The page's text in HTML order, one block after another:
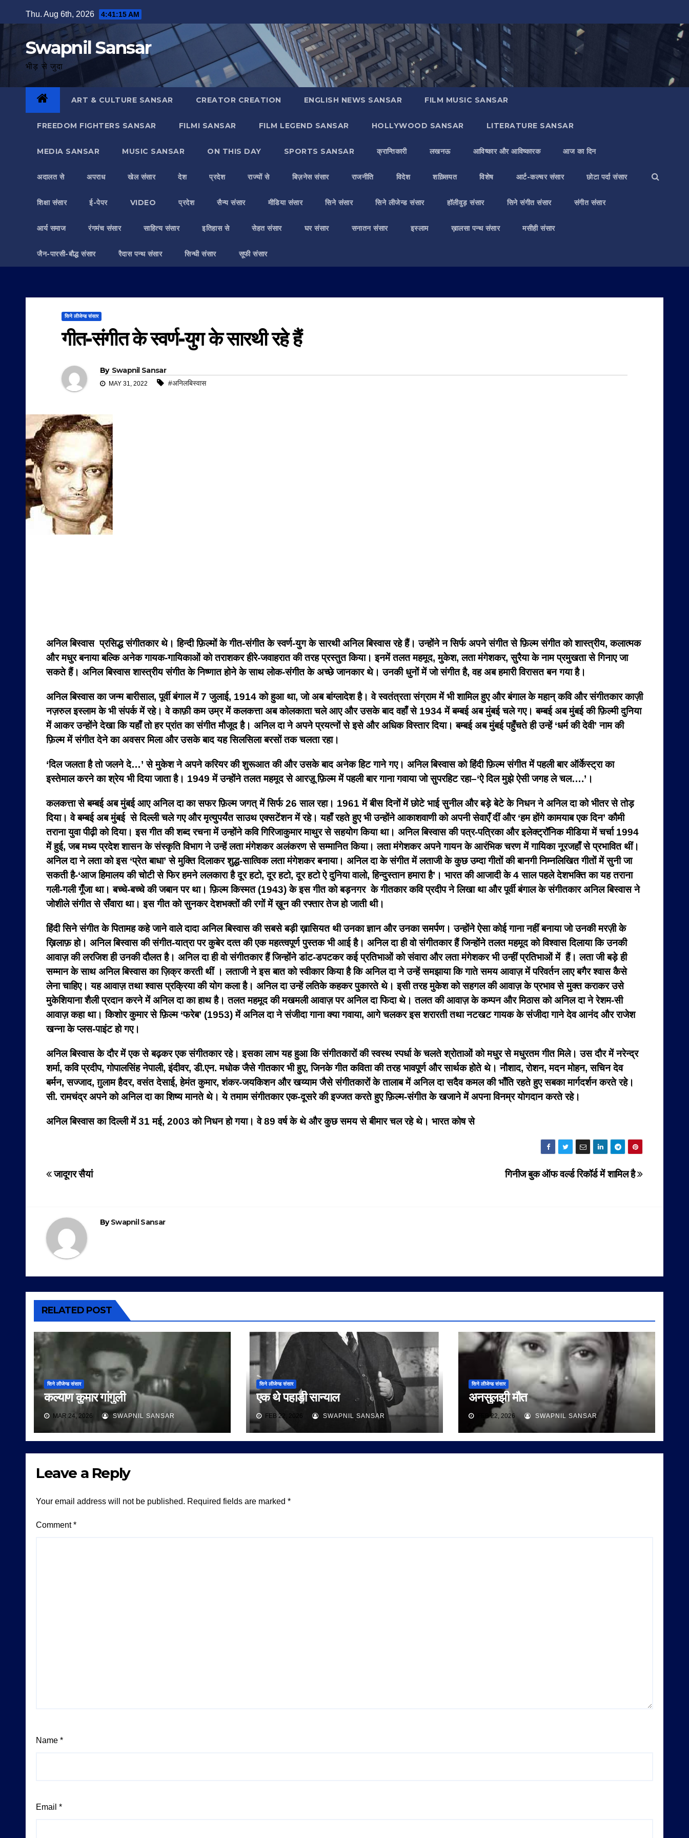
to
Thu. Aug 6th, 2026 4:41:17 AM
Swapnil Sansar
भीड़ से जुदा
ART & CULTURE SANSAR CREATOR CREATION ENGLISH NEWS SANSAR FILM MUSIC SANSAR
FREEDOM FIGHTERS SANSAR FILMI SANSAR FILM LEGEND SANSAR HOLLYWOOD SANSAR LITERATURE SANSAR
MEDIA SANSAR MUSIC SANSAR ON THIS DAY SPORTS SANSAR क्रान्तिकारी लखनऊ आविष्कार और आविष्कारक आज का दिन
अदालत से अपराध खेल संसार देश प्रदेश राज्यों से बिज़नेस संसार राजनीति विदेश शख़्सियत विशेष आर्ट-कल्चर संसार छोटा पर्दा संसार
शिक्षा संसार ई-पेपर VIDEO प्रदेश सैन्य संसार मीडिया संसार सिने संसार सिने लीजेन्ड संसार हॉलीवुड़ संसार सिने संगीत संसार संगीत संसार
आर्य समाज रंगमंच संसार साहित्य संसार इतिहास से सेहत संसार घर संसार सनातन संसार इस्लाम ख़ालसा पन्थ संसार मसीही संसार
जैन-पारसी-बौद्ध संसार रैदास पन्थ संसार सिन्धी संसार सूफी संसार
सिने लीजेन्ड संसार
गीत-संगीत के स्वर्ण-युग के सारथी रहे हैं
By Swapnil Sansar
MAY 31, 2022 #अनिलबिस्वास
अनिल बिस्वास प्रसिद्ध संगीतकार थे। हिन्दी फ़िल्मों के गीत-संगीत के स्वर्ण-युग के सारथी अनिल बिस्वास रहे हैं। उन्होंने न सिर्फ अपने संगीत से फ़िल्म संगीत को शास्त्रीय, कलात्मक
और मधुर बनाया बल्कि अनेक गायक-गायिकाओं को तराशकर हीरे-जवाहरात की तरह प्रस्तुत किया। इनमें तलत महमूद, मुकेश, लता मंगेशकर, सुरैया के नाम प्रमुखता से गिनाए जा
सकते हैं। अनिल बिस्वास शास्त्रीय संगीत के निष्णात होने के साथ लोक-संगीत के अच्छे जानकार थे। उनकी धुनों में जो संगीत है, वह अब हमारी विरासत बन गया है।
अनिल बिस्वास का जन्म बारीसाल, पूर्वी बंगाल में 7 जुलाई, 1914 को हुआ था, जो अब बांग्लादेश है। वे स्वतंत्रता संग्राम में भी शामिल हुए और बंगाल के महान् कवि और संगीतकार काज़ी
नज़रुल इस्लाम के भी संपर्क में रहे। वे काफ़ी कम उम्र में कलकत्ता अब कोलकाता चले आए और उसके बाद वहाँ से 1934 में बम्बई अब मुंबई चले गए। बम्बई अब मुंबई की फ़िल्मी दुनिया
में आकर उन्होंने देखा कि यहाँ तो हर प्रांत का संगीत मौजूद है। अनिल दा ने अपने प्रयत्नों से इसे और अधिक विस्तार दिया। बम्बई अब मुंबई पहुँचते ही उन्हें ‘धर्म की देवी’ नाम की
फ़िल्म में संगीत देने का अवसर मिला और उसके बाद यह सिलसिला बरसों तक चलता रहा।
‘दिल जलता है तो जलने दे…’ से मुकेश ने अपने करियर की शुरूआत की और उसके बाद अनेक हिट गाने गए। अनिल बिस्वास को हिंदी फ़िल्म संगीत में पहली बार ऑर्केस्ट्रा का
इस्तेमाल करने का श्रेय भी दिया जाता है। 1949 में उन्होंने तलत महमूद से आरज़ू फ़िल्म में पहली बार गाना गवाया जो सुपरहिट रहा–‘ऐ दिल मुझे ऐसी जगह ले चल….’।
कलकत्ता से बम्बई अब मुंबई आए अनिल दा का सफर फ़िल्म जगत् में सिर्फ 26 साल रहा। 1961 में बीस दिनों में छोटे भाई सुनील और बड़े बेटे के निधन ने अनिल दा को भीतर से तोड़
दिया। वे बम्बई अब मुंबई से दिल्ली चले गए और मृत्युपर्यंत साउथ एक्सटेंशन में रहे। यहाँ रहते हुए भी उन्होंने आकाशवाणी को अपनी सेवाएँ दीं और ‘हम होंगे कामयाब एक दिन’ कौमी
तराना युवा पीढ़ी को दिया। इस गीत की शब्द रचना में उन्होंने कवि गिरिजाकुमार माथुर से सहयोग किया था। अनिल बिस्वास की पत्र-पत्रिका और इलेक्ट्रॉनिक मीडिया में चर्चा 1994
में हुई, जब मध्य प्रदेश शासन के संस्कृति विभाग ने उन्हें लता मंगेशकर अलंकरण से सम्मानित किया। लता मंगेशकर अपने गायन के आरंभिक चरण में गायिका नूरजहाँ से प्रभावित थीं।
अनिल दा ने लता को इस ‘प्रेत बाधा’ से मुक्ति दिलाकर शुद्ध-सात्विक लता मंगेशकर बनाया। अनिल दा के संगीत में लताजी के कुछ उम्दा गीतों की बानगी निम्नलिखित गीतों में सुनी जा
सकती है-‘आज हिमालय की चोटी से फिर हमने ललकारा है दूर हटो, दूर हटो, दूर हटो ऐ दुनिया वालो, हिन्दुस्तान हमारा है’। भारत की आजादी के 4 साल पहले देशभक्ति का यह तराना
गली-गली गूँजा था। बच्चे-बच्चे की जबान पर था। फ़िल्म किस्मत (1943) के इस गीत को बड़नगर के गीतकार कवि प्रदीप ने लिखा था और पूर्वी बंगाल के संगीतकार अनिल बिस्वास ने
जोशीले संगीत से सँवारा था। इस गीत को सुनकर देशभक्तों की रगों में ख़ून की रफ्तार तेज हो जाती थी।
हिंदी सिने संगीत के पितामह कहे जाने वाले दादा अनिल बिस्वास की सबसे बड़ी ख़ासियत थी उनका ज्ञान और उनका समर्पण। उन्‍होंने ऐसा कोई गाना नहीं बनाया जो उनकी मरज़ी के
ख़िलाफ़ हो। अनिल बिस्वास की संगीत-यात्रा पर कुबेर दत्‍त की एक महत्‍त्‍वपूर्ण पुस्‍तक भी आई है। अनिल दा ही वो संगीतकार हैं जिन्‍होंने तलत महमूद को विश्‍वास दिलाया कि उनकी
आवाज़ की लरजिश ही उनकी दौलत है। अनिल दा ही वो संगीतकार हैं जिन्‍होंने डांट-डपटकर कई प्रतिभाओं को संवारा और लता मंगेशकर भी उन्‍हीं प्रतिभाओं में हैं। लता जी बड़े ही
सम्‍मान के साथ अनिल बिस्‍वास का ज़िक्र करती थीं । लताजी ने इस बात को स्वीकार किया है कि अनिल दा ने उन्हें समझाया कि गाते समय आवाज़ में परिवर्तन लाए बगैर श्वास कैसे
लेना चाहिए। यह आवाज़ तथा श्वास प्रक्रिया की योग कला है। अनिल दा उन्हें लतिके कहकर पुकारते थे। इसी तरह मुकेश को सहगल की आवाज़ के प्रभाव से मुक्त कराकर उसे
मुकेशियाना शैली प्रदान करने में अनिल दा का हाथ है। तलत महमूद की मखमली आवाज़ पर अनिल दा फिदा थे। तलत की आवाज़ के कम्पन और मिठास को अनिल दा ने रेशम-सी
आवाज़ कहा था। किशोर कुमार से फ़िल्म ‘फरेब’ (1953) में अनिल दा ने संजीदा गाना क्या गवाया, आगे चलकर इस शरारती तथा नटखट गायक के संजीदा गाने देव आनंद और राजेश
खन्ना के प्लस-पाइंट हो गए।
अनिल बिस्वास के दौर में एक से बढ़कर एक संगीतकार रहे। इसका लाभ यह हुआ कि संगीतकारों की स्वस्थ स्पर्धा के चलते श्रोताओं को मधुर से मधुरतम गीत मिले। उस दौर में नरेन्द्र
शर्मा, कवि प्रदीप, गोपालसिंह नेपाली, इंदीवर, डी.एन. मधोक जैसे गीतकार भी हुए, जिनके गीत कविता की तरह भावपूर्ण और सार्थक होते थे। नौशाद, रोशन, मदन मोहन, सचिन देव
बर्मन, सज्जाद, ग़ुलाम हैदर, वसंत देसाई, हेमंत कुमार, शंकर-जयकिशन और खय्याम जैसे संगीतकारों के तालाब में अनिल दा सदैव कमल की भाँति रहते हुए सबका मार्गदर्शन करते रहे।
सी. रामचंद्र अपने को अनिल दा का शिष्य मानते थे। ये तमाम संगीतकार एक-दूसरे की इज्जत करते हुए फ़िल्म-संगीत के खजाने में अपना विनम्र योगदान करते रहे।
अनिल बिस्वास का दिल्ली में 31 मई, 2003 को निधन हो गया। वे 89 वर्ष के थे और कुछ समय से बीमार चल रहे थे। भारत कोष से
Post
गिनीज बुक ऑफ वर्ल्ड रिकॉर्ड में शामिल है
जादूगर सैयां
BySwapnil Sansar
RELATED POST
सिने लीजेन्ड संसार
कल्याण कुमार गांगुली
MAR 24, 2026 SWAPNIL SANSAR
सिने लीजेन्ड संसार
एक थे पहाड़ी सान्याल
FEB 22, 2026 SWAPNIL SANSAR
सिने लीजेन्ड संसार
अनसुलझी मौत
FEB 22, 2026 SWAPNIL SANSAR
Leave a Reply
Your email address will not be published. Required fields are marked *
Comment*
Name *
Email *